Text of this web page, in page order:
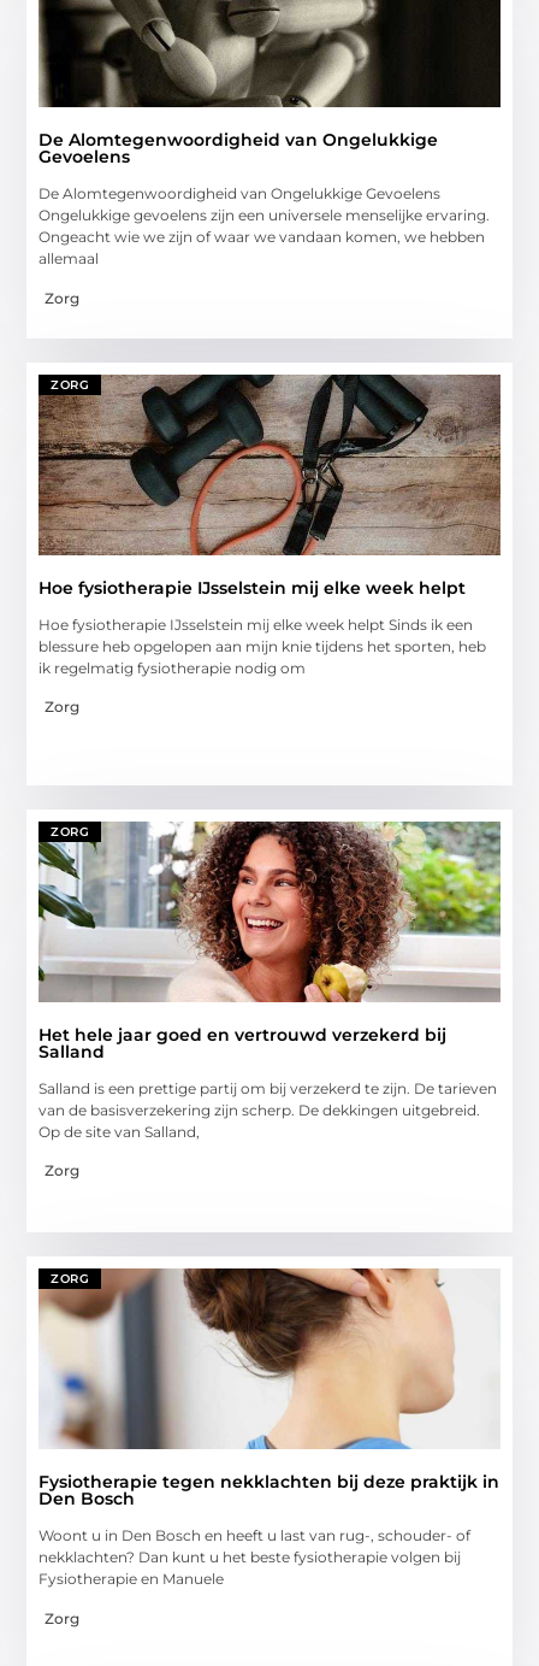
De Alomtegenwoordigheid van Ongelukkige
Gevoelens
De Alomtegenwoordigheid van Ongelukkige Gevoelens
Ongelukkige gevoelens zijn een universele menselijke ervaring.
Ongeacht wie we zijn of waar we vandaan komen, we hebben
allemaal
Zorg
ZORG
Hoe fysiotherapie IJsselstein mij elke week helpt
Hoe fysiotherapie IJsselstein mij elke week helpt Sinds ik een
blessure heb opgelopen aan mijn knie tijdens het sporten, heb
ik regelmatig fysiotherapie nodig om
Zorg
ZORG
Het hele jaar goed en vertrouwd verzekerd bij
Salland
Salland is een prettige partij om bij verzekerd te zijn. De tarieven
van de basisverzekering zijn scherp. De dekkingen uitgebreid.
Op de site van Salland,
Zorg
ZORG
Fysiotherapie tegen nekklachten bij deze praktijk in
Den Bosch
Woont u in Den Bosch en heeft u last van rug-, schouder- of
nekklachten? Dan kunt u het beste fysiotherapie volgen bij
Fysiotherapie en Manuele
Zorg